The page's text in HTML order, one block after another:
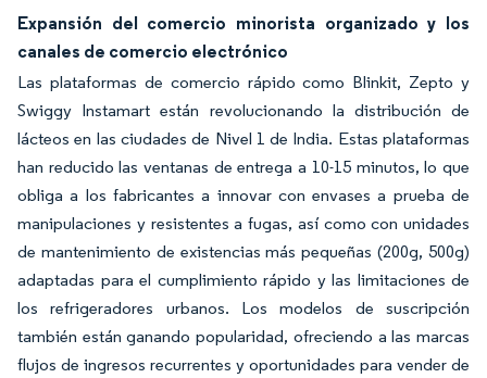
Expansión del comercio minorista organizado y los
canales de comercio electrónico
Las plataformas de comercio rápido como Blinkit, Zepto y
Swiggy Instamart están revolucionando la distribución de
lácteos en las ciudades de Nivel 1 de India. Estas plataformas
han reducido las ventanas de entrega a 10-15 minutos, lo que
obliga a los fabricantes a innovar con envases a prueba de
manipulaciones y resistentes a fugas, así como con unidades
de mantenimiento de existencias más pequeñas (200g, 500g)
adaptadas para el cumplimiento rápido y las limitaciones de
los refrigeradores urbanos. Los modelos de suscripción
también están ganando popularidad, ofreciendo a las marcas
flujos de ingresos recurrentes y oportunidades para vender de